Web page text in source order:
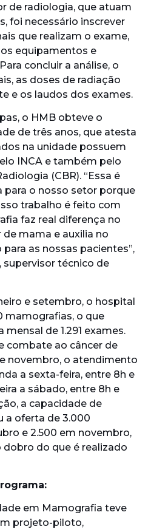
de radiologia, que atuam
foi necessário inscrever
que realizam o exame,
equipamentos e
concluir a análise, o
as doses de radiação
e os laudos dos exames.
o HMB obteve o
de três anos, que atesta
na unidade possuem
INCA e também pelo
(CBR). “Essa é
para o nosso setor porque
trabalho é feito com
faz real diferença no
mama e auxilia no
as nossas pacientes”,
supervisor técnico de
e setembro, o hospital
mamografias, o que
de 1.291 exames.
combate ao câncer de
novembro, o atendimento
a sexta-feira, entre 8h e
a sábado, entre 8h e
a capacidade de
a oferta de 3.000
e 2.500 em novembro,
dobro do que é realizado
em Mamografia teve
projeto-piloto,